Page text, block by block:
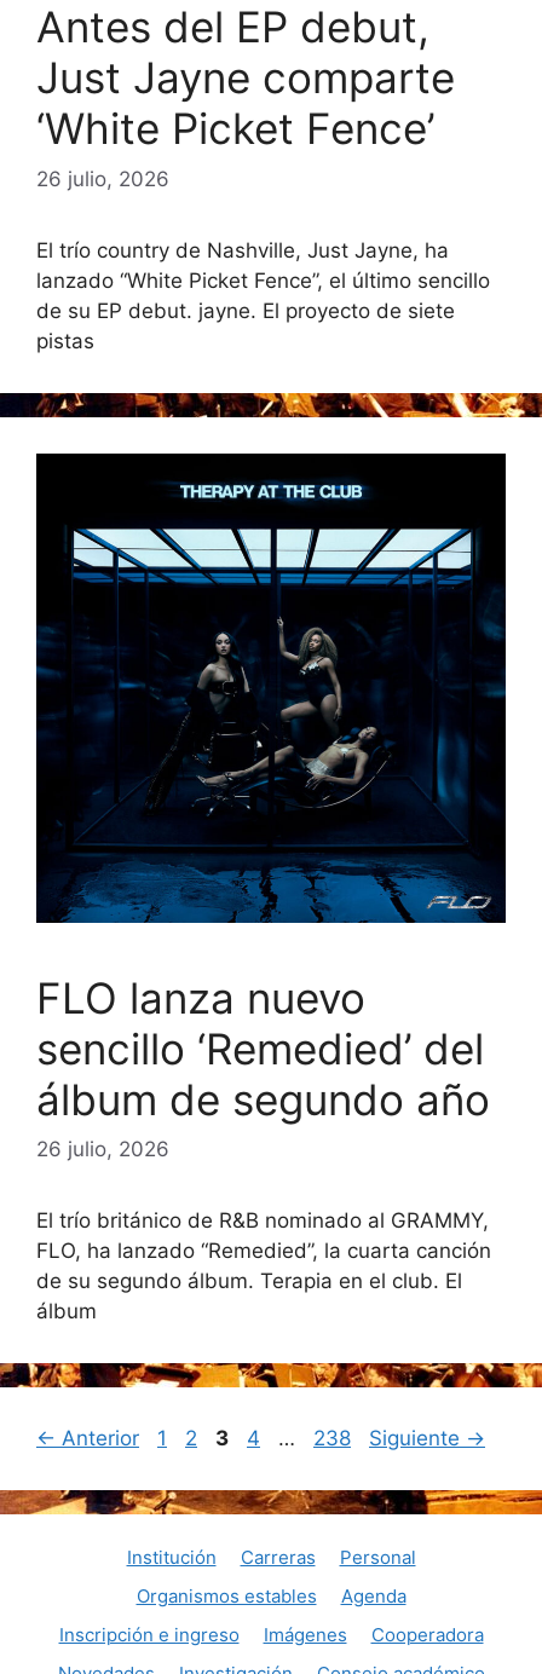
Antes del EP debut,
Just Jayne comparte
‘White Picket Fence’
26 julio, 2026
El trío country de Nashville, Just Jayne, ha
lanzado “White Picket Fence”, el último sencillo
de su EP debut. jayne. El proyecto de siete
pistas
FLO lanza nuevo
sencillo ‘Remedied’ del
álbum de segundo año
26 julio, 2026
El trío británico de R&B nominado al GRAMMY,
FLO, ha lanzado “Remedied”, la cuarta canción
de su segundo álbum. Terapia en el club. El
álbum
← Anterior Página
1 Página
2 Página
3 Página
4 … Página
238 Siguiente →
Institución Carreras
Personal
Organismos estables
Agenda
Inscripción e ingreso
Imágenes
Cooperadora